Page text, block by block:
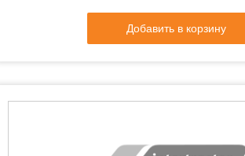
Добавить в корзину